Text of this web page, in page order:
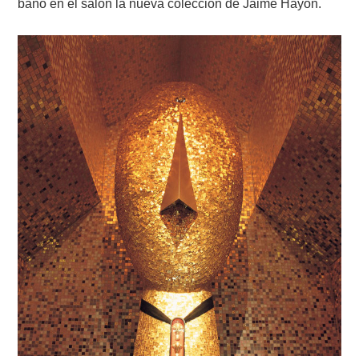
baño en el salón la nueva colección de Jaime Hayón.